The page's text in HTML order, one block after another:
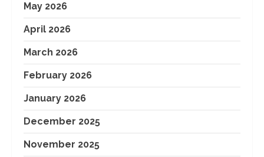
May 2026
April 2026
March 2026
February 2026
January 2026
December 2025
November 2025